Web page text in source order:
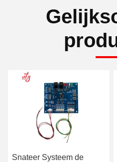
Snateer Systeem de